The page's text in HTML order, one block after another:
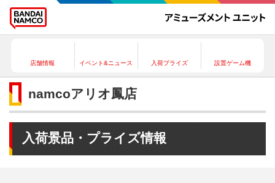
店舗情報 イベント&ニュース 入荷プライズ 設置ゲーム機
namcoアリオ鳳店
入荷景品・プライズ情報